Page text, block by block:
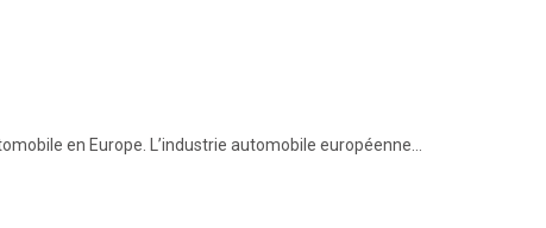
en Europe. L’industrie automobile européenne…